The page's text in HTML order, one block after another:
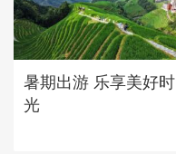
立秋近 采菱忙
暑期出游 乐享美好时
光